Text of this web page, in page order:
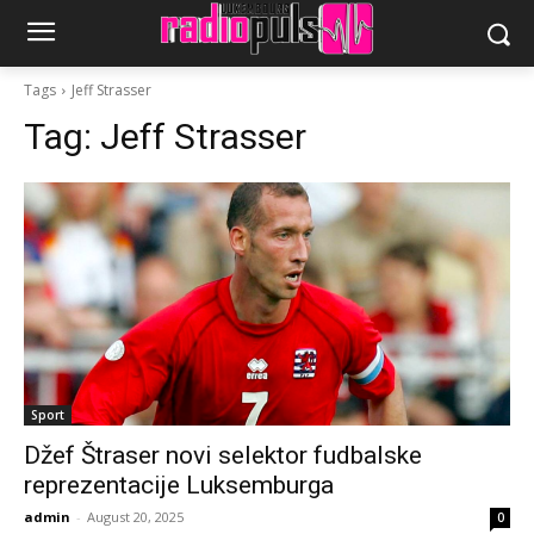
Tags Jeff Strasser
Tag: Jeff Strasser
Sport
Džef Štraser novi selektor fudbalske
reprezentacije Luksemburga
admin - August 20, 2025 0